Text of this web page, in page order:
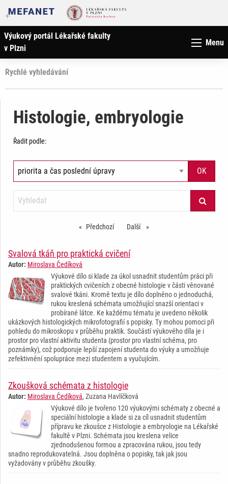
Výukový portál Lékařské fakulty
v Plzni
Menu
Rychlé vyhledávání
Histologie, embryologie
Řadit podle:
PředchozístránkaDalší stránka
Svalová tkáň pro praktická cvičení
Autor: Miroslava Čedíková
Výukové dílo si klade za úkol usnadnit studentům práci při
praktických cvičeních z obecné histologie v části věnované
svalové tkáni. Kromě textu je dílo doplněno o jednoduchá,
rukou kreslená schémata umožňující snazší orientaci v
probírané látce. Ke každému tématu je uvedeno několik
ukázkových histologických mikrofotografií s popisky. Ty mohou pomoci při
pohledu do mikroskopu v průběhu praktik. Součástí výukového díla je i
prostor pro vlastní aktivitu studenta (prostor pro vlastní schéma, pro
poznámky), což podporuje lepší zapojení studenta do výuky a umožňuje
zefektivnění spolupráce mezi studentem a vyučujícím.
Zkoušková schémata z histologie
Autor: Miroslava Čedíková, Zuzana Havlíčková
Výukové dílo je tvořeno 120 výukovými schématy z obecné a
speciální histologie a klade si za cíl usnadnit studentům
přípravu ke zkoušce z Histologie a embryologie na Lékařské
fakultě v Plzni. Schémata jsou kreslena velice
zjednodušenou formou a zpracována rukou, jsou tedy
snadno reprodukovatelná. Jsou doplněna o popisky, tak jak jsou
vyžadovány v průběhu zkoušky.